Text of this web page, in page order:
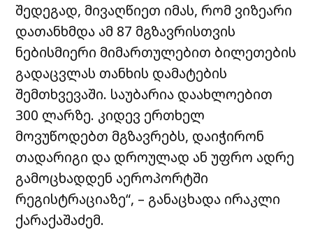
შედეგად, მივაღწიეთ იმას, რომ ვიზეარი
დათანხმდა ამ 87 მგზავრისთვის
ნებისმიერი მიმართულებით ბილეთების
გადაცვლას თანხის დამატების
შემთხვევაში. საუბარია დაახლოებით
300 ლარზე. კიდევ ერთხელ
მოვუწოდებთ მგზავრებს, დაიჭირონ
თადარიგი და დროულად ან უფრო ადრე
გამოცხადდენ აეროპორტში
რეგისტრაციაზე“, – განაცხადა ირაკლი
ქარაქაშაძემ.